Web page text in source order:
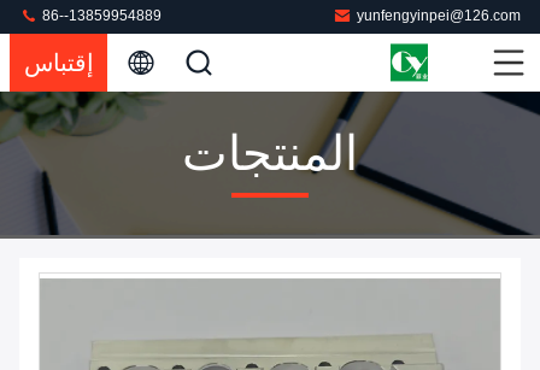
yunfengyinpei@126.com
86--13859954889
إقتباس
المنتجات